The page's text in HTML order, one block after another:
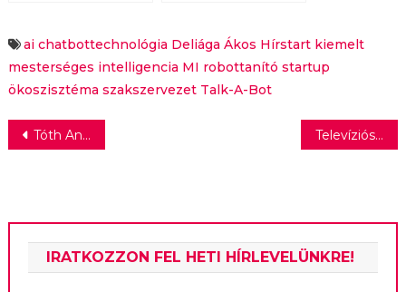
választották ki a
online márkát
ai chatbottechnológia Deliága Ákos Hírstart kiemelt
mesterséges intelligencia MI robottanító startup
ökoszisztéma szakszervezet Talk-A-Bot
Bejegyzés
Tóth Andi: Dobáljunk rám szart, mert hát miért is ne! Televíziós Újságírók Díja – a gála képekben I.
IRATKOZZON FEL HETI HÍRLEVELÜNKRE!